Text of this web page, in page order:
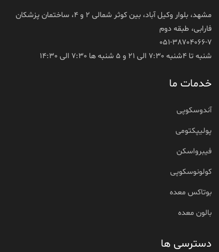
مشهد، بلوار وکیل آباد، بین کوثر شمالی 2 و 4، ساختمان پزشکان
فارابی، طبقه دوم
051-38704066-7
شنبه تا 4شنبه 7:30 الی 21 و 5 شنبه ها 7:30 الی 14:30
خدمات ما
آندوسکوپی
پولیپکتومی
فیبرواسکن
کولونوسکوپی
بوتاکس معده
بالون معده
دسترسی ها